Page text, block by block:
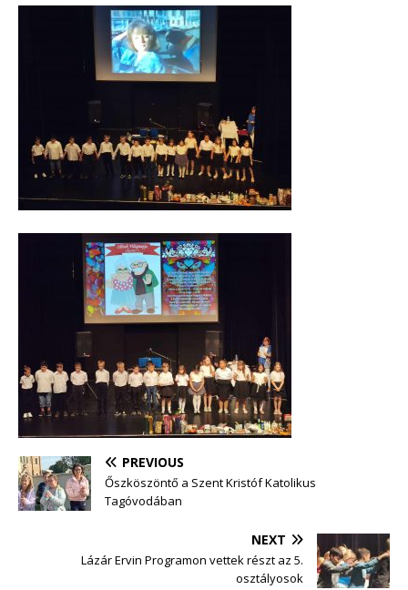
PREVIOUS
Őszköszöntő a Szent Kristóf Katolikus
Tagóvodában
NEXT
Lázár Ervin Programon vettek részt az 5.
osztályosok